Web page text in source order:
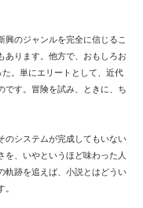
興のジャンルを完全に信じるこ
あります。他方で、おもしろお
。単にエリートとして、近代
です。冒険を試み、ときに、ち
のシステムが完成してもいない
、いやというほど味わった人
軌跡を追えば、小説とはどうい